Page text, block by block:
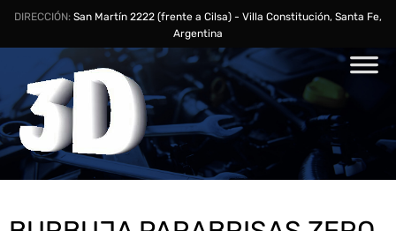
DIRECCIÓN: San Martín 2222 (frente a Cilsa) - Villa Constitución, Santa Fe,
Argentina